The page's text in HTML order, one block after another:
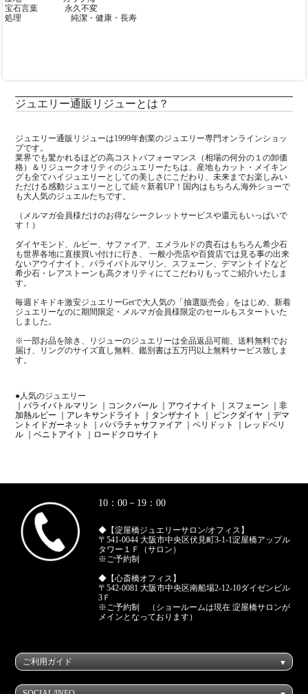
宝石言葉 永久不変
処理 純潔・健康・長寿
ジュエリー通販リジューとは？
ジュエリー通販リジューは1999年創業のジュエリー専門オンラインショッ
プです。
業界でも驚かれるほどの高コストパフォーマンス（相場の何分の１の卸価
格）＆リジュークオリティのジュエリーたちは、産地もカット・メイキン
グも全てハイジュエリーとしての美しさにこだわり、未来までお楽しみい
ただける感動ジュエリーとして続々新着UP！国内はもちろん海外ショーで
も大人気のジュエルたちです。
（メルマガ会員様だけのお得なシークレットサービスや還元もいっぱいで
す！）
ダイヤモンド、ルビー、サファイア、エメラルドの貴石はもちろん希少石
も世界各地に直接買い付けに行き、 一般小売店や百貨店では見る事の出来
ないアウイナイト、パライバトルマリン、スフェーン、デマントイドなど
希少石・レアストーンも高クオリティにてこだわりもってご紹介いたしま
す。
毎週ドキドキ激安ジュエリーGetで大人気の「抽選販売会」をはじめ、新着
ジュエリーなのに期間限定・メルマガ会員様限定のセールもスタートいた
しました。
※一部お品を除き、リジューのジュエリーは全品返品可能、送料無料でお
届け、リングのサイズ直し無料、鑑別書は五万円以上無料サービス致しま
す。
●人気のジュエリー
｜パライバトルマリン
｜コンクパール ｜アウイナイト ｜スフェーン
｜非
加熱ルビー
｜アレキサンドライト ｜タンザナイト ｜ ピンクダイヤ
｜デマ
ントイドガーネット
｜パパラチャサファイア ｜ペリドット
｜レッドベリ
ル
｜ベニトアイト ｜ロードクロサイト
10：00－19：00
◆【淀屋橋ジュエリーサロン/オフィス】
〒541-0044 大阪市中央区伏見町3-1-1淀屋橋アップル
タワー１Ｆ（サロン）
※ご予約制
◆【心斎橋オフィス】
〒542-0081 大阪市中央区南船場2-12-10ダイゼンビル
3Ｆ
※ご予約制 （ショールームは現在 淀屋橋サロンが
メインとなっております）
ご利用ガイド